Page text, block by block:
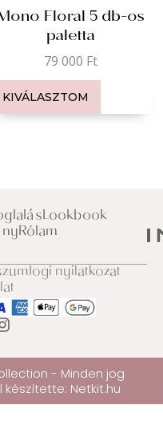
Floral 5 db-os
paletta
79 000 Ft
KIVÁLASZTOM
Lookbook
Rólam
Jogi nyilatkozat
- Minden jog
készítette: Netkit.hu